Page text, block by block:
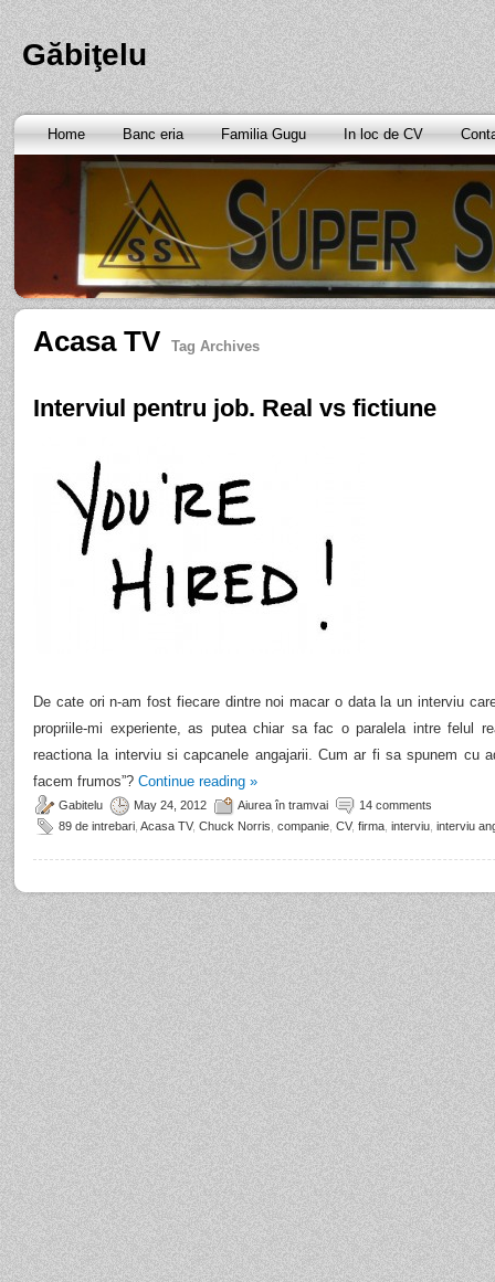
Găbiţelu
Home Banc eria Familia Gugu In loc de CV
Acasa TV Tag Archives
Interviul pentru job. Real vs fictiune
De cate ori n-am fost fiecare dintre noi macar o data la un interviu
propriile-mi experiente, as putea chiar sa fac o paralela intre felul
reactiona la interviu si capcanele angajarii. Cum ar fi sa spunem cu
facem frumos”? Continue reading »
Gabitelu May 24, 2012 Aiurea în tramvai
14 comments
89 de intrebari Acasa TV, Chuck Norris companie CV, firma interviu interviu